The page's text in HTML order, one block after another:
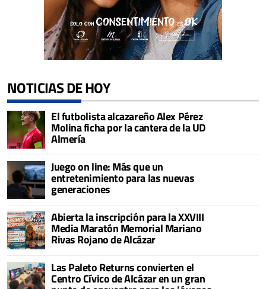
NOTICIAS DE HOY
El futbolista alcazareño Alex Pérez
Molina ficha por la cantera de la UD
Almería
Juego on line: Más que un
entretenimiento para las nuevas
generaciones
Abierta la inscripción para la XXVIII
Media Maratón Memorial Mariano
Rivas Rojano de Alcázar
Las Paleto Returns convierten el
Centro Cívico de Alcázar en un gran